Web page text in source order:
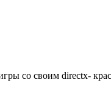
со своим directx-